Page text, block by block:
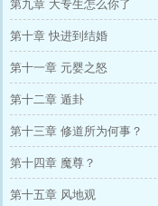
第九章 大专生怎么你了
第十章 快进到结婚
第十一章 元婴之怒
第十二章 遁卦
第十三章 修道所为何事？
第十四章 魔尊？
第十五章 风地观